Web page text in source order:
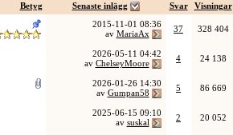
Betyg
Senaste inlägg Svar
Visningar
2015-11-01 08:36
av MariaAx 37 328 404
2026-05-11 04:42
av ChelseyMoore 4 24 138
2026-01-26 14:30
av Gumpan58 5 86 669
2025-06-15 09:10
av suskal 2 20 052